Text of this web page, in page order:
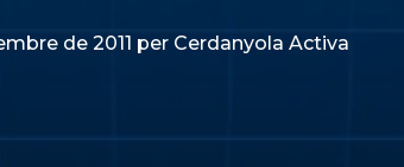
de 2011 per Cerdanyola Activa